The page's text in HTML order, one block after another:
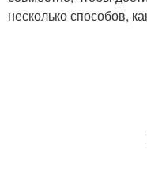
несколько способов,